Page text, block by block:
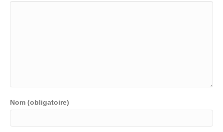
Nom (obligatoire)